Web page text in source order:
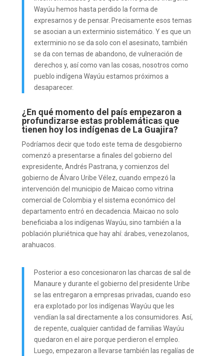
Wayúu hemos hasta perdido la forma de
expresarnos y de pensar. Precisamente esos temas
se asocian a un exterminio sistemático. Y es que un
exterminio no se da solo con el asesinato, también
se da con temas de abandono, de vulneración de
derechos y, así como van las cosas, nosotros como
pueblo indígena Wayúu estamos próximos a
desaparecer.
¿En qué momento del país empezaron a
profundizarse estas problemáticas que
tienen hoy los indígenas de La Guajira?
Podríamos decir que todo este tema de desgobierno
comenzó a presentarse a finales del gobierno del
expresidente, Andrés Pastrana, y comienzos del
gobierno de Álvaro Uribe Vélez, cuando empezó la
intervención del municipio de Maicao como vitrina
comercial de Colombia y el sistema económico del
departamento entró en decadencia. Maicao no solo
beneficiaba a los indígenas Wayúu, sino también a la
población pluriétnica que hay ahí: árabes, venezolanos,
arahuacos.
Posterior a eso concesionaron las charcas de sal de
Manaure y durante el gobierno del presidente Uribe
se las entregaron a empresas privadas, cuando eso
era explotado por los indígenas Wayúu que les
vendían la sal directamente a los consumidores. Así,
de repente, cualquier cantidad de familias Wayúu
quedaron en el aire porque perdieron el empleo.
Luego, empezaron a llevarse también las regalías de